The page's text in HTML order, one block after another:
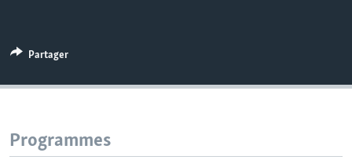
Partager
Programmes